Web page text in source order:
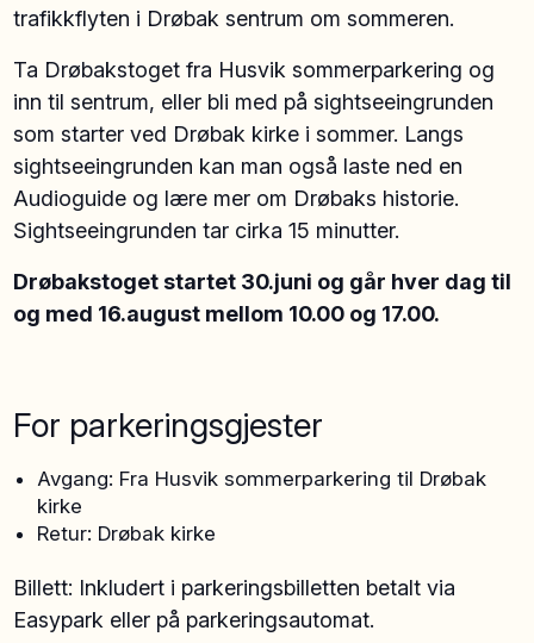
trafikkflyten i Drøbak sentrum om sommeren.
Ta Drøbakstoget fra Husvik sommerparkering og
inn til sentrum, eller bli med på sightseeingrunden
som starter ved Drøbak kirke i sommer. Langs
sightseeingrunden kan man også laste ned en
Audioguide og lære mer om Drøbaks historie.
Sightseeingrunden tar cirka 15 minutter.
Drøbakstoget startet 30.juni og går hver dag til
og med 16.august mellom 10.00 og 17.00.
For parkeringsgjester
Avgang: Fra Husvik sommerparkering til Drøbak
kirke
Retur: Drøbak kirke
Billett: Inkludert i parkeringsbilletten betalt via
Easypark eller på parkeringsautomat.